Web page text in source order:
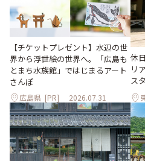
【チケットプレゼント】水辺の世
界から浮世絵の世界へ。「広島も
とまち水族館」ではじまるアート
さんぽ
広島県 [PR] 2026.07.31
休
リ
ス